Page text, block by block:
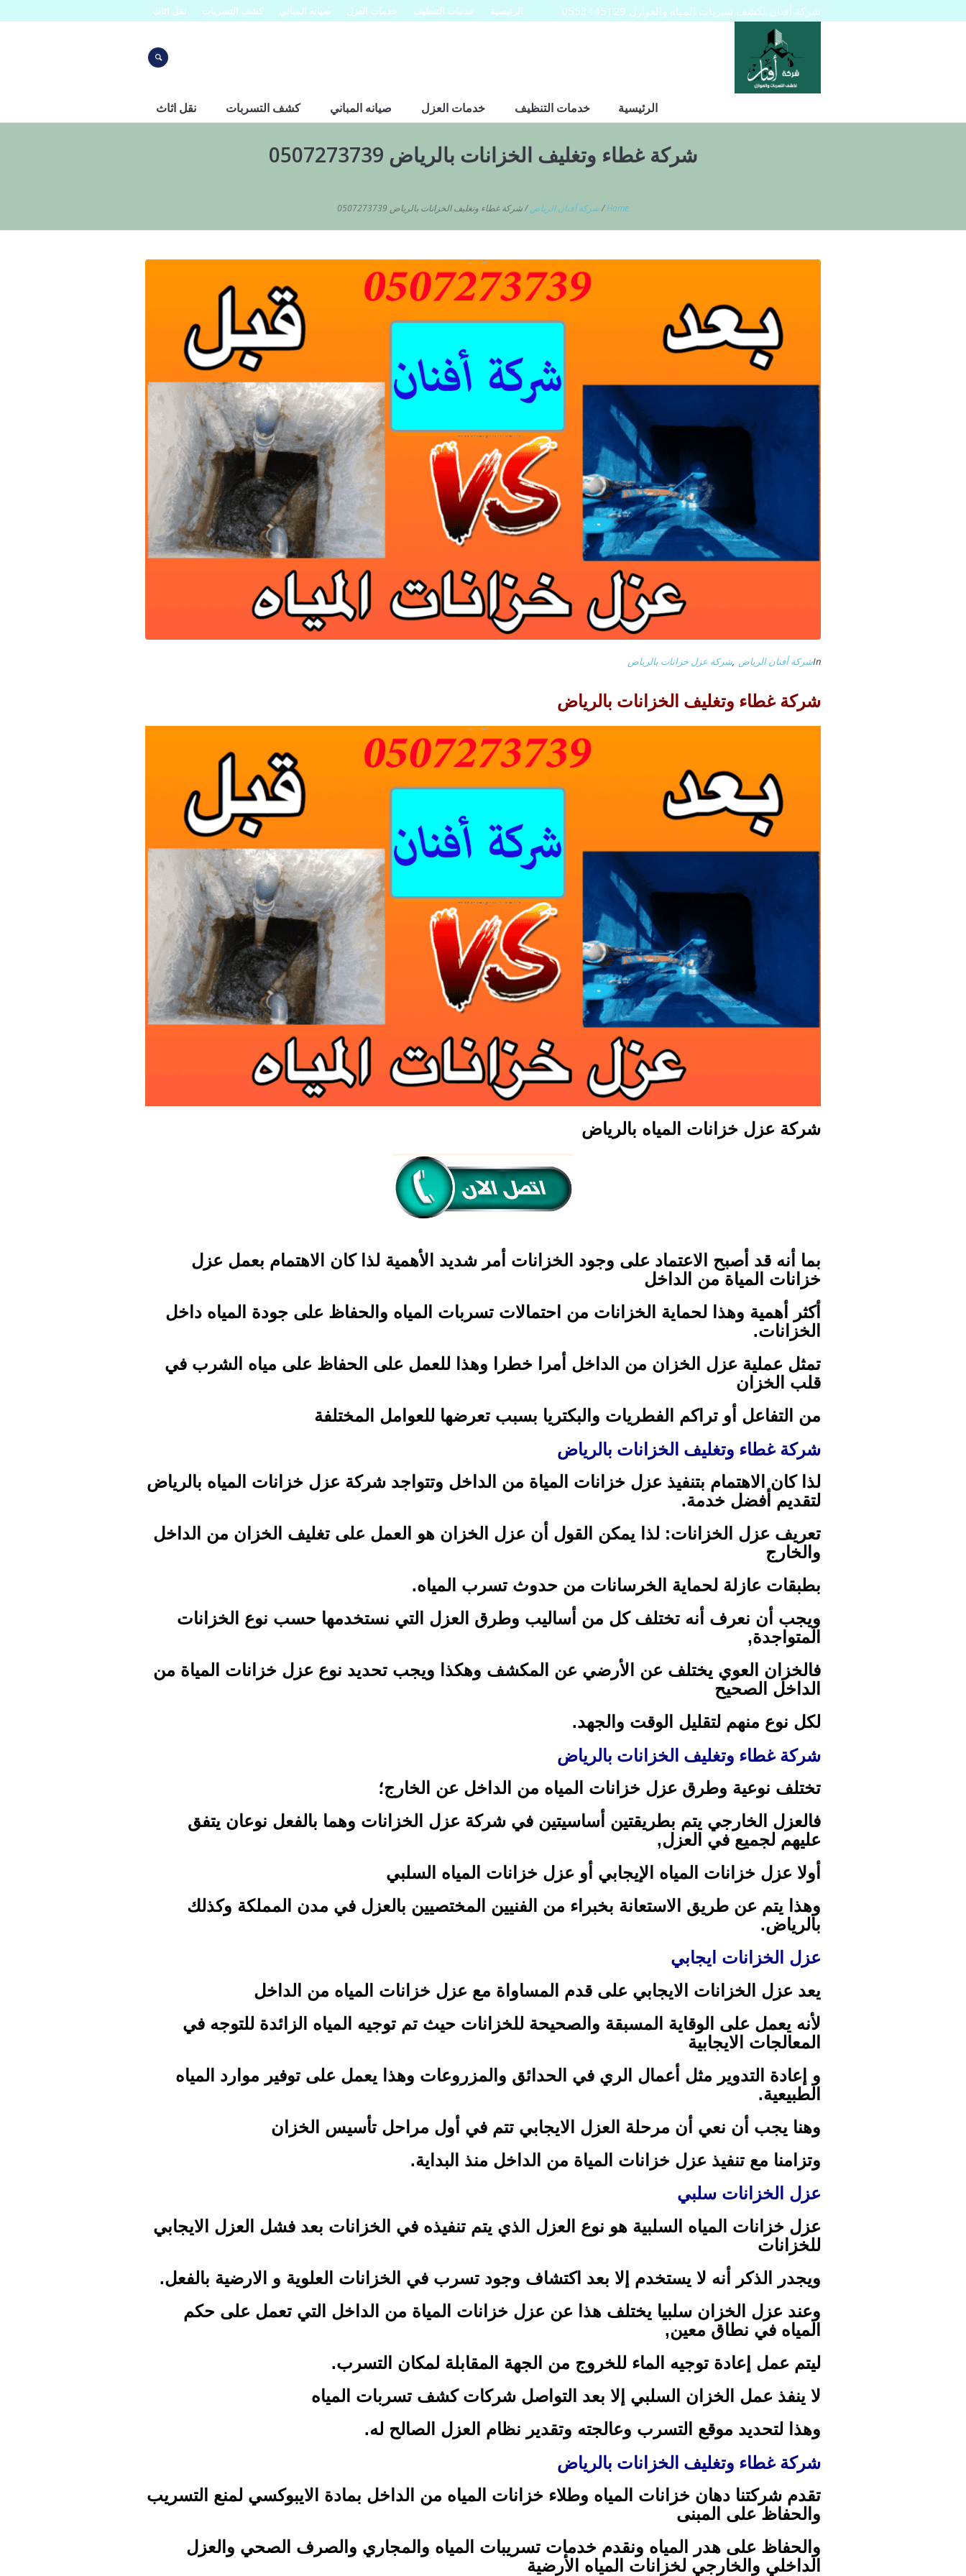
الرئيسية خدمات التنظيف خدمات العزل صيانه المباني كشف التسربات نقل اثاث شركة أفنان لكشف تسربات المياه والعوازل 0553445129
الرئيسية خدمات التنظيف خدمات العزل صيانه المباني كشف التسربات نقل اثاث
شركة غطاء وتغليف الخزانات بالرياض 0507273739
Home
/شركة أفنان الرياض /شركة غطاء وتغليف الخزانات بالرياض 0507273739
Inشركة أفنان الرياض ,شركة عزل خزانات بالرياض
شركة غطاء وتغليف الخزانات بالرياض
شركة عزل خزانات المياه بالرياض
بما أنه قد أصبح الاعتماد على وجود الخزانات أمر شديد الأهمية لذا كان الاهتمام بعمل عزل
خزانات المياة من الداخل
أكثر أهمية وهذا لحماية الخزانات من احتمالات تسربات المياه والحفاظ على جودة المياه داخل
الخزانات.
تمثل عملية عزل الخزان من الداخل أمرا خطرا وهذا للعمل على الحفاظ على مياه الشرب في
قلب الخزان
من التفاعل أو تراكم الفطريات والبكتريا بسبب تعرضها للعوامل المختلفة
شركة غطاء وتغليف الخزانات بالرياض
لذا كان الاهتمام بتنفيذ عزل خزانات المياة من الداخل وتتواجد شركة عزل خزانات المياه بالرياض
لتقديم أفضل خدمة.
تعريف عزل الخزانات: لذا يمكن القول أن عزل الخزان هو العمل على تغليف الخزان من الداخل
والخارج
بطبقات عازلة لحماية الخرسانات من حدوث تسرب المياه.
ويجب أن نعرف أنه تختلف كل من أساليب وطرق العزل التي نستخدمها حسب نوع الخزانات
المتواجدة,
فالخزان العوي يختلف عن الأرضي عن المكشف وهكذا ويجب تحديد نوع عزل خزانات المياة من
الداخل الصحيح
لكل نوع منهم لتقليل الوقت والجهد.
شركة غطاء وتغليف الخزانات بالرياض
تختلف نوعية وطرق عزل خزانات المياه من الداخل عن الخارج؛
فالعزل الخارجي يتم بطريقتين أساسيتين في شركة عزل الخزانات وهما بالفعل نوعان يتفق
عليهم لجميع في العزل,
أولا عزل خزانات المياه الإيجابي أو عزل خزانات المياه السلبي
وهذا يتم عن طريق الاستعانة بخبراء من الفنيين المختصيين بالعزل في مدن المملكة وكذلك
بالرياض.
عزل الخزانات ايجابي
يعد عزل الخزانات الايجابي على قدم المساواة مع عزل خزانات المياه من الداخل
لأنه يعمل على الوقاية المسبقة والصحيحة للخزانات حيث تم توجيه المياه الزائدة للتوجه في
المعالجات الايجابية
و إعادة التدوير مثل أعمال الري في الحدائق والمزروعات وهذا يعمل على توفير موارد المياه
الطبيعية.
وهنا يجب أن نعي أن مرحلة العزل الايجابي تتم في أول مراحل تأسيس الخزان
وتزامنا مع تنفيذ عزل خزانات المياة من الداخل منذ البداية.
عزل الخزانات سلبي
عزل خزانات المياه السلبية هو نوع العزل الذي يتم تنفيذه في الخزانات بعد فشل العزل الايجابي
للخزانات
ويجدر الذكر أنه لا يستخدم إلا بعد اكتشاف وجود تسرب في الخزانات العلوية و الارضية بالفعل.
وعند عزل الخزان سلبيا يختلف هذا عن عزل خزانات المياة من الداخل التي تعمل على حكم
المياه في نطاق معين,
ليتم عمل إعادة توجيه الماء للخروج من الجهة المقابلة لمكان التسرب.
لا ينفذ عمل الخزان السلبي إلا بعد التواصل شركات كشف تسربات المياه
وهذا لتحديد موقع التسرب وعالجته وتقدير نظام العزل الصالح له.
شركة غطاء وتغليف الخزانات بالرياض
تقدم شركتنا دهان خزانات المياه وطلاء خزانات المياه من الداخل بمادة الايبوكسي لمنع التسريب
والحفاظ على المبنى
والحفاظ على هدر المياه ونقدم خدمات تسريبات المياه والمجاري والصرف الصحي والعزل
الداخلي والخارجي لخزانات المياه الأرضية